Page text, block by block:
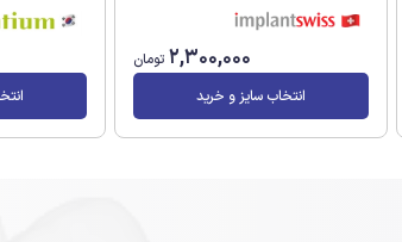
2,300,000 تومان
انتخاب سایز و خرید